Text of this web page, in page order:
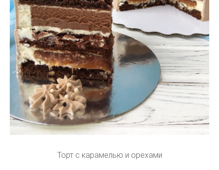
Торт с карамелью и орехами